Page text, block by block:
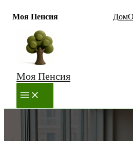
Моя Пенсия Дом
Перейти
содержимому
Моя Пенсия
MAIN
MENU